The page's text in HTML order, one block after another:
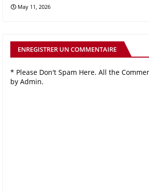
May 11, 2026
ENREGISTRER UN COMMENTAIRE
* Please Don't Spam Here. All the
by Admin.